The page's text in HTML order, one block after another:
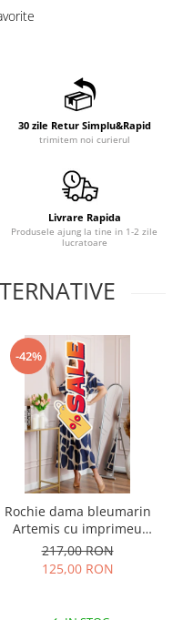
30 zile Retur Simplu&Rapid
trimitem noi curierul
Livrare Rapida
Produsele ajung la tine in 1-2 zile
lucratoare
-42%
Rochie dama bleumarin
Artemis cu imprimeu
abstract si cordon in talie
217,00 RON
125,00 RON